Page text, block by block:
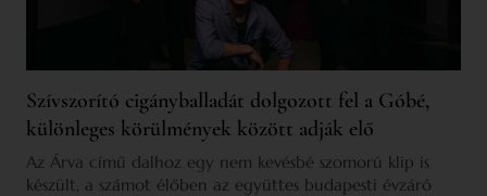
Szívszorító cigányballadát dolgozott fel a Góbé,
különleges körülmények között adják elő
Az Árva című dalhoz egy nem kevésbé szomorú klip is
készült, a számot élőben az együttes budapesti évzáró